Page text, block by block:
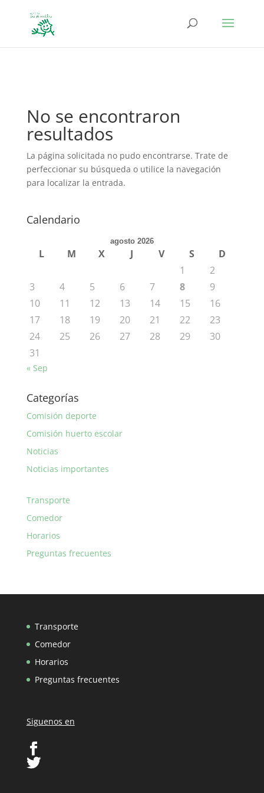
No se encontraron
resultados
La página solicitada no pudo encontrarse. Trate de
perfeccionar su búsqueda o utilice la navegación
para localizar la entrada.
Calendario
agosto 2026
L M X J V S
D
1
2
3
4 5 6 7 8
9
10
11 12 13 14 15
16
17
18 19 20 21 22
23
24
25 26 27 28 29
30
31
« Sep
Categorías
Comisión deporte
Comisión huerto escolar
Noticias
Noticias importantes
Transporte
Comedor
Horarios
Preguntas frecuentes
Transporte
Comedor
Horarios
Preguntas frecuentes
Siguenos en